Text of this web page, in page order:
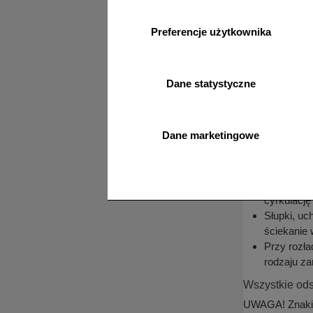
Preferencje użytkownika
Dane statystyczne
Dane marketingowe
Ponadto
W
wody z
Zabrania
ze
Zabrania
W
cyrkulację
Słupki,
ściekanie
Przy
rodzaju
Wszystkie
UWAGA!